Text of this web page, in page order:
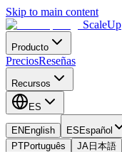
Skip to main content
ScaleUp
Producto
PreciosReseñas
Recursos
ES
EN English ES Español
PTPortuguês JA 日本語